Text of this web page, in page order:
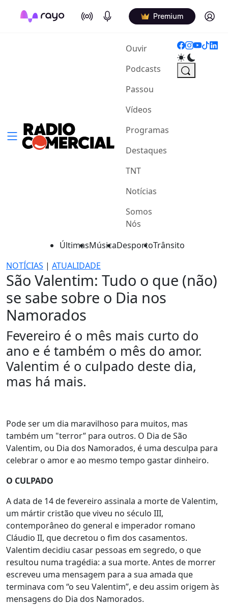
On Air Podcasts Premium Log in
Ouvir(current)
Podcasts
Passou
Vídeos
Programas
Destaques
TNT
Notícias
Somos
Nós
ÚltimasMúsicaDesportoTrânsito
NOTÍCIAS | ATUALIDADE
São Valentim: Tudo o que (não)
se sabe sobre o Dia nos
Namorados
Fevereiro é o mês mais curto do
ano e é também o mês do amor.
Valentim é o culpado deste dia,
mas há mais.
Pode ser um dia maravilhoso para muitos, mas
também um "terror” para outros. O Dia de São
Valentim, ou Dia dos Namorados, é uma desculpa para
celebrar o amor e ao mesmo tempo gastar dinheiro.
O CULPADO
A data de 14 de fevereiro assinala a morte de Valentim,
um mártir cristão que viveu no século III,
contemporâneo do general e imperador romano
Cláudio II, que decretou o fim dos casamentos.
Valentim decidiu casar pessoas em segredo, o que
resultou numa tragédia: a sua morte. Antes de morrer
escreveu uma mensagem para a sua amada que
terminava com “o seu Valentim”, e deu assim origem às
mensagens do Dia dos Namorados.